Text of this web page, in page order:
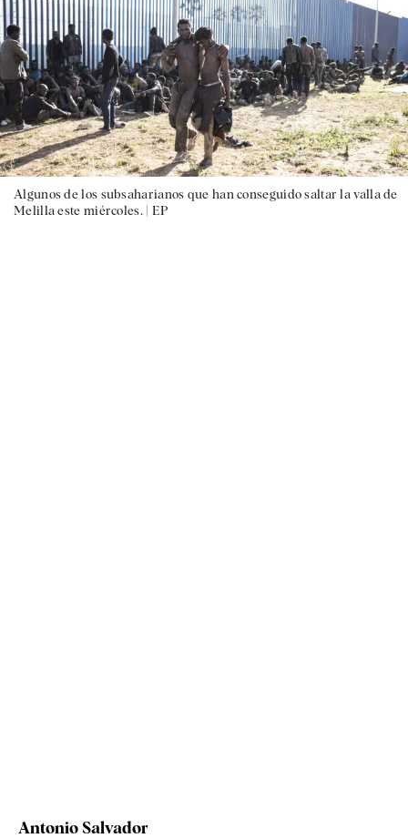
Algunos de los subsaharianos que han conseguido saltar la valla de
Melilla este miércoles. | EP
Antonio Salvador